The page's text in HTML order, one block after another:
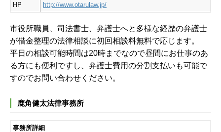
HP http://www.otarulaw.jp/
市役所職員、司法書士、弁護士へと多様な経歴の弁護士
が借金整理の法律相談に初回相談料無料で応じます。
平日の相談可能時間は20時までなので昼間にお仕事のあ
る方にも便利ですし、弁護士費用の分割支払いも可能で
すのでお問い合わせください。
鹿角健太法律事務所
事務所詳細